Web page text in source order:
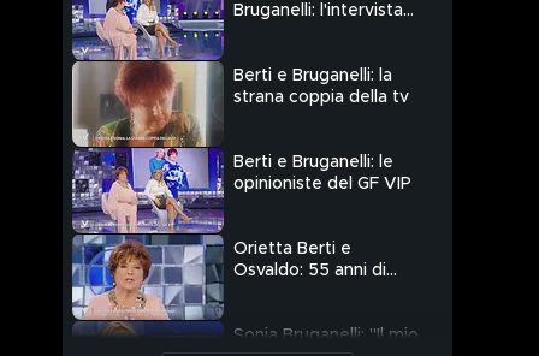
Bruganelli: l'intervista
Berti e Bruganelli: la
strana coppia della tv
Berti e Bruganelli: le
opinioniste del GF VIP
Orietta Berti e
Osvaldo: 55 anni di
Sonia Bruganelli: "Il mio